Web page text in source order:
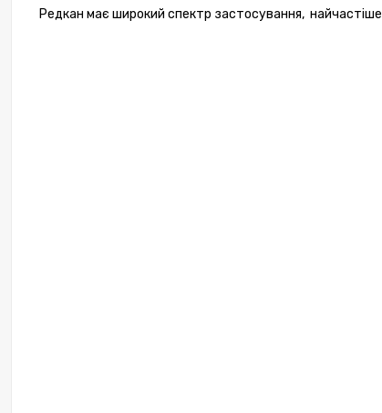
Редкан має широкий спектр застосування, найчастіше